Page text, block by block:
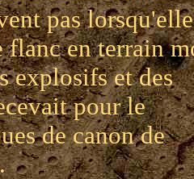
pas lorsqu'elle
flanc en terrain
explosifs et des
pour le
de canon de